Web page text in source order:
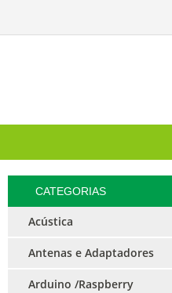
CATEGORIAS
Acústica
Antenas e Adaptadores
Arduino /Raspberry